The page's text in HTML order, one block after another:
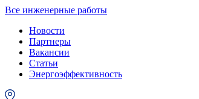
Все инженерные работы
Новости
Партнеры
Вакансии
Статьи
Энергоэффективность